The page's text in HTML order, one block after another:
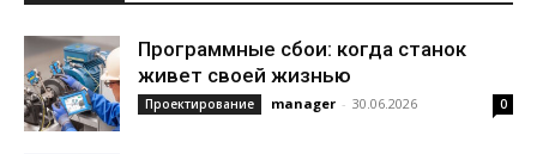
Программные сбои: когда станок
живет своей жизнью
Проектирование manager - 30.06.2026 0